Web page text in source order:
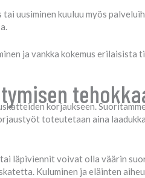
uusiminen kuuluu myös
ja vankka kokemus erilaisista
korjaukseen.
toteutetaan aina
läpiviennit voivat olla väärin
Kuluminen ja eläinten